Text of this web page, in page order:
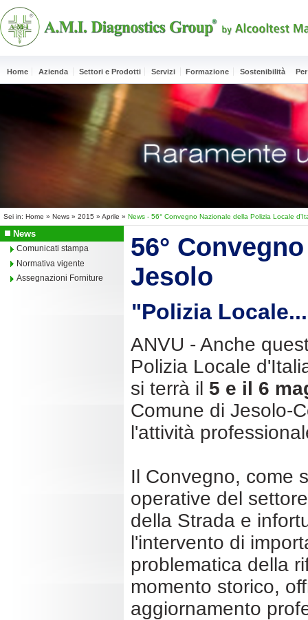
Home Azienda Settori e Prodotti Servizi Formazione Sostenibilità
Sei in: Home » News » 2015 » Aprile » News - 56° Convegno Nazionale della Polizia Locale
News
Comunicati stampa
Normativa vigente
Assegnazioni Forniture
56°
Jesolo
"Polizia
ANVU - Anche
Polizia Locale
si terrà il 5 e il 6
Comune di Jesolo-
l'attività
Il Convegno, come
operative del
della Strada e
l'intervento di
problematica della
momento storico,
aggiornamento